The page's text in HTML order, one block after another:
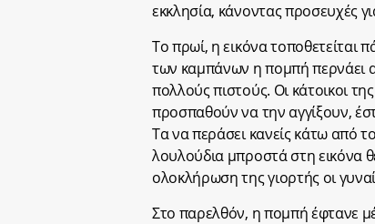
εκκλησία, κάνοντας προσευχές
Το πρωί, η εικόνα τοποθετείται
των καμπάνων η πομπή περνάει
πολλούς πιστούς. Οι κάτοικοι
προσπαθούν να την αγγίξουν,
Τα να περάσει κανείς κάτω από
λουλούδια μπροστά στη εικόνα
ολοκλήρωση της γιορτής οι
Στο παρελθόν, η πομπή έφτανε